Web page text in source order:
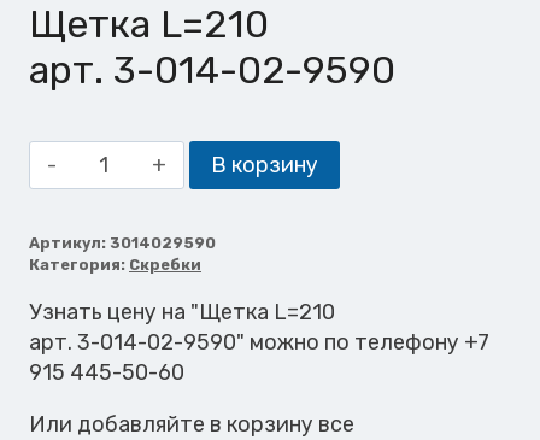
Щетка L=210
арт. 3-014-02-9590
Количество
товара
L=210
В корзину
Артикул: 3014029590
Категория: Скребки
Узнать цену на "Щетка L=210
арт. 3-014-02-9590" можно по телефону +7
915 445-50-60
Или добавляйте в корзину все